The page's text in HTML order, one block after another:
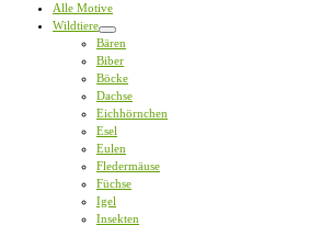
Alle Motive
Wildtiere
Bären
Biber
Böcke
Dachse
Eichhörnchen
Esel
Eulen
Fledermäuse
Füchse
Igel
Insekten